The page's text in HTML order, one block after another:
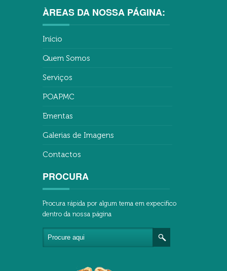
ÀREAS DA NOSSA PÁGINA:
Início
Quem Somos
Serviços
POAPMC
Ementas
Galerias de Imagens
Contactos
PROCURA
Procura rápida por algum tema em expecifico
dentro da nossa página